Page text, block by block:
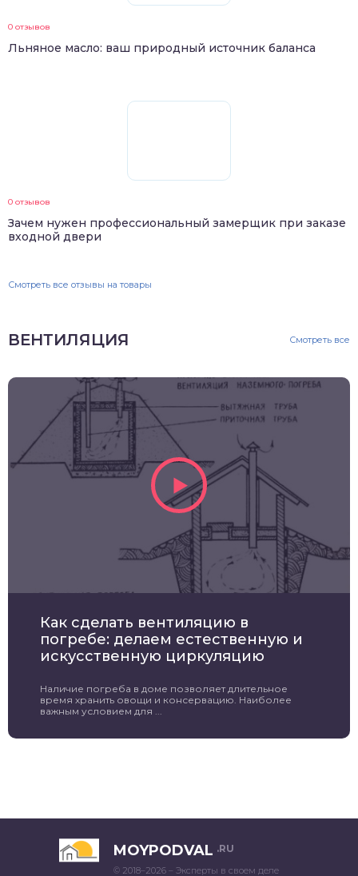
0 отзывов
Льняное масло: ваш природный источник баланса
0 отзывов
Зачем нужен профессиональный замерщик при заказе
входной двери
Смотреть все отзывы на товары
ВЕНТИЛЯЦИЯ Смотреть все
Как сделать вентиляцию в
погребе: делаем естественную и
искусственную циркуляцию
Наличие погреба в доме позволяет длительное
время хранить овощи и консервацию. Наиболее
важным условием для ...
MOYPODVAL .RU
© 2018–2026 – Эксперты в своем деле